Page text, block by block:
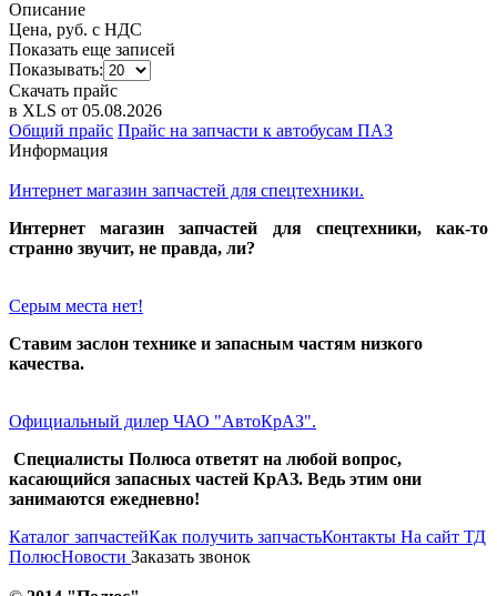
Описание
Цена, руб. с НДС
Показать еще записей
Показывать:
Скачать прайс
в XLS от 05.08.2026
Общий прайс Прайс на запчасти к автобусам ПАЗ
Информация
Интернет магазин запчастей для спецтехники.
Интернет магазин запчастей для спецтехники, как-то
странно звучит, не правда, ли?
Серым места нет!
Ставим заслон технике и запасным частям низкого
качества.
Официальный дилер ЧАО "АвтоКрАЗ".
Специалисты Полюса ответят на любой вопрос,
касающийся запасных частей КрАЗ. Ведь этим они
занимаются ежедневно!
Каталог запчастейКак получить запчастьКонтакты На сайт ТД
ПолюсНовости Заказать звонок